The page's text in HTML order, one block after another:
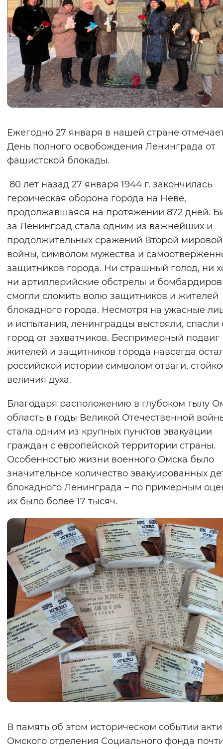
Включены Выключены
Звуковой ассистент
Воспроизвести Остановить
Вернуть стандартные настройки
Ежегодно 27 января в нашей стране
День полного освобождения Ленинграда от
фашистской блокады.
80 лет назад 27 января 1944 г. закончилась
героическая оборона города на Неве,
продолжавшаяся на протяжении 872 дней.
за Ленинград стала одним из важнейших и
продолжительных сражений Второй мировой
войны, символом мужества и
защитников города. Ни страшный голод, ни
ни артиллерийские обстрелы и
смогли сломить волю защитников и жителей
блокадного города. Несмотря на ужасные
и испытания, ленинградцы выстояли, спасли
город от захватчиков. Беспримерный подвиг
жителей и защитников города навсегда
российской истории символом отваги,
величия духа.
Благодаря расположению в глубоком тылу
область в годы Великой Отечественной
стала одним из крупных пунктов эвакуации
граждан с европейской территории страны.
Особенностью жизни военного Омска было
значительное количество эвакуированных
блокадного Ленинграда – по примерным
их было более 17 тысяч.
В память об этом историческом событии
Омского отделения Социального фонда